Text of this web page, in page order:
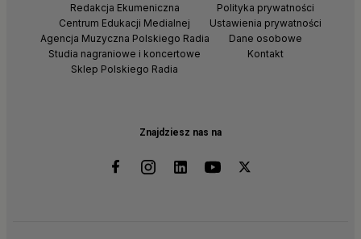
Znajdziesz nas na
Redakcja Ekumeniczna
Centrum Edukacji Medialnej
Agencja Muzyczna Polskiego Radia
Studia nagraniowe i koncertowe
Sklep Polskiego Radia
Polityka prywatności
Ustawienia prywatności
Dane osobowe
Kontakt